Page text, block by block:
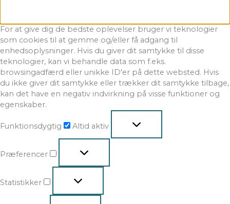
For at give dig de bedste oplevelser bruger vi teknologier
som cookies til at gemme og/eller få adgang til
enhedsoplysninger. Hvis du giver dit samtykke til disse
teknologier, kan vi behandle data som f.eks.
browsingadfærd eller unikke ID'er på dette websted. Hvis
du ikke giver dit samtykke eller trækker dit samtykke tilbage,
kan det have en negativ indvirkning på visse funktioner og
egenskaber.
Funktionsdygtig Altid aktiv
Præferencer
Statistikker